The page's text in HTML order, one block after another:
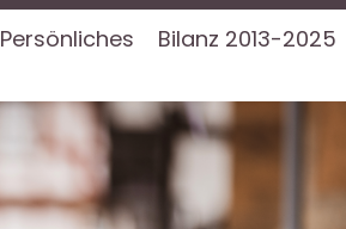
Persönliches Bilanz 2013-2025